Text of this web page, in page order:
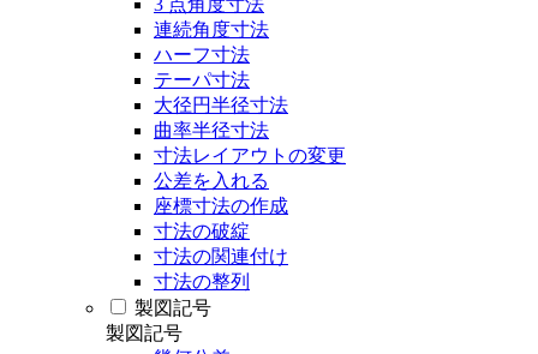
3 点角度寸法
連続角度寸法
ハーフ寸法
テーパ寸法
大径円半径寸法
曲率半径寸法
寸法レイアウトの変更
公差を入れる
座標寸法の作成
寸法の破綻
寸法の関連付け
寸法の整列
製図記号
製図記号